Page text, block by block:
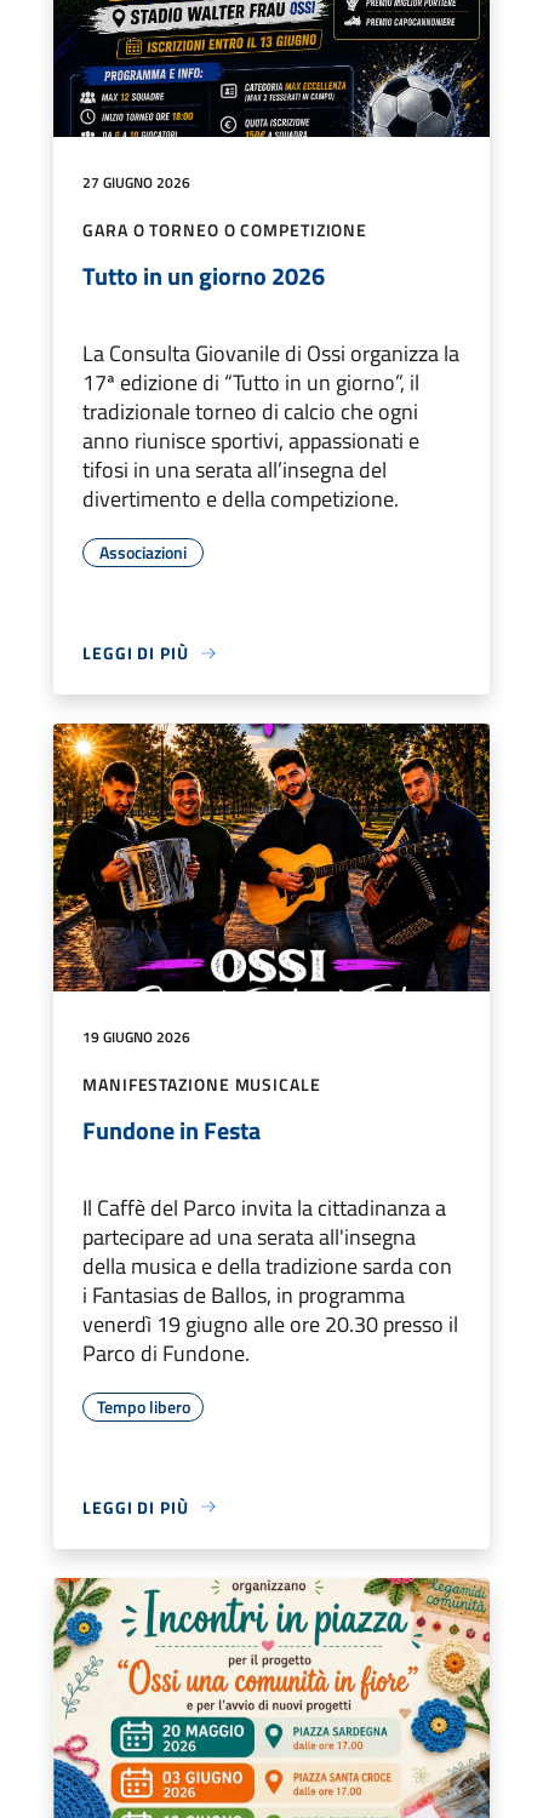
27 GIUGNO 2026
GARA O TORNEO O COMPETIZIONE
Tutto in un giorno 2026
La Consulta Giovanile di Ossi organizza la
17ª edizione di “Tutto in un giorno”, il
tradizionale torneo di calcio che ogni
anno riunisce sportivi, appassionati e
tifosi in una serata all’insegna del
divertimento e della competizione.
Associazioni
LEGGI DI PIÙ
19 GIUGNO 2026
MANIFESTAZIONE MUSICALE
Fundone in Festa
Il Caffè del Parco invita la cittadinanza a
partecipare ad una serata all'insegna
della musica e della tradizione sarda con
i Fantasias de Ballos, in programma
venerdì 19 giugno alle ore 20.30 presso il
Parco di Fundone.
Tempo libero
LEGGI DI PIÙ